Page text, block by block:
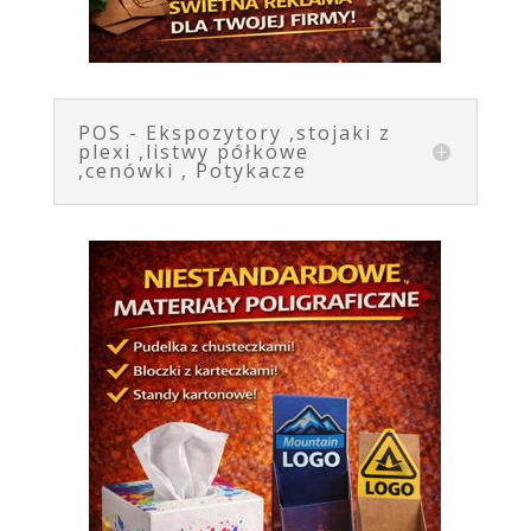
POS - Ekspozytory ,stojaki z
plexi ,listwy półkowe
,cenówki , Potykacze